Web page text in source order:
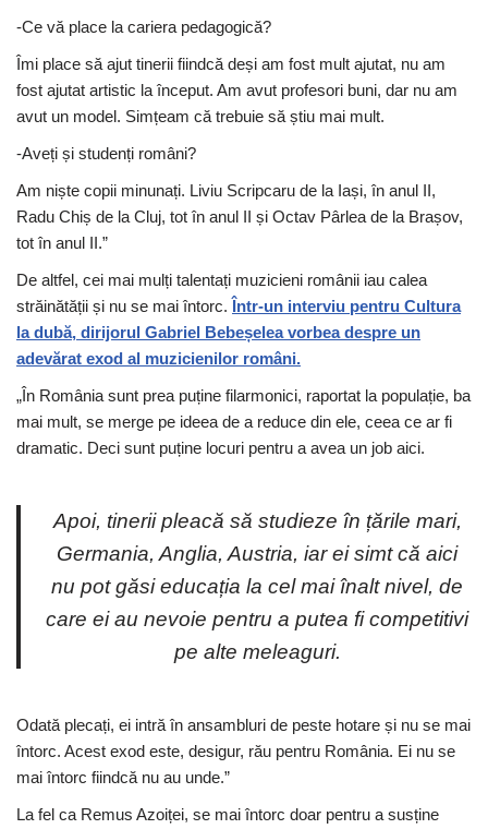
-Ce vă place la cariera pedagogică?
Îmi place să ajut tinerii fiindcă deși am fost mult ajutat, nu am
fost ajutat artistic la început. Am avut profesori buni, dar nu am
avut un model. Simțeam că trebuie să știu mai mult.
-Aveți și studenți români?
Am niște copii minunați. Liviu Scripcaru de la Iași, în anul II,
Radu Chiș de la Cluj, tot în anul II și Octav Pârlea de la Brașov,
tot în anul II.”
De altfel, cei mai mulți talentați muzicieni românii iau calea
străinătății și nu se mai întorc. Într-un interviu pentru Cultura
la dubă, dirijorul Gabriel Bebeșelea vorbea despre un
adevărat exod al muzicienilor români.
„În România sunt prea puține filarmonici, raportat la populație, ba
mai mult, se merge pe ideea de a reduce din ele, ceea ce ar fi
dramatic. Deci sunt puține locuri pentru a avea un job aici.
Apoi, tinerii pleacă să studieze în țările mari,
Germania, Anglia, Austria, iar ei simt că aici
nu pot găsi educația la cel mai înalt nivel, de
care ei au nevoie pentru a putea fi competitivi
pe alte meleaguri.
Odată plecați, ei intră în ansambluri de peste hotare și nu se mai
întorc. Acest exod este, desigur, rău pentru România. Ei nu se
mai întorc fiindcă nu au unde.”
La fel ca Remus Azoiței, se mai întorc doar pentru a susține